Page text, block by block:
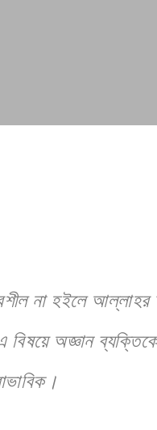
না হইলে আল্লাহর
অজ্ঞান ব্যক্তিকে